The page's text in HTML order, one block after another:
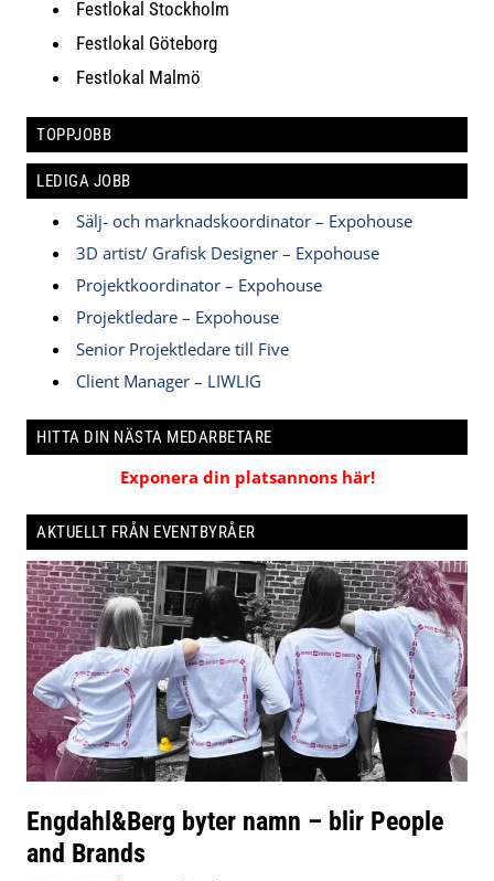
Festlokal Stockholm
Festlokal Göteborg
Festlokal Malmö
TOPPJOBB
LEDIGA JOBB
Sälj- och marknadskoordinator – Expohouse
3D artist/ Grafisk Designer – Expohouse
Projektkoordinator – Expohouse
Projektledare – Expohouse
Senior Projektledare till Five
Client Manager – LIWLIG
HITTA DIN NÄSTA MEDARBETARE
Exponera din platsannons här!
AKTUELLT FRÅN EVENTBYRÅER
Engdahl&Berg byter namn – blir People
and Brands